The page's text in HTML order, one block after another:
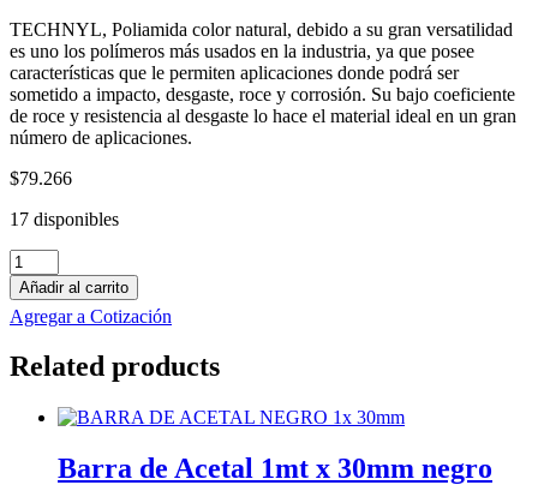
TECHNYL, Poliamida color natural, debido a su gran versatilidad
es uno los polímeros más usados en la industria, ya que posee
características que le permiten aplicaciones donde podrá ser
sometido a impacto, desgaste, roce y corrosión. Su bajo coeficiente
de roce y resistencia al desgaste lo hace el material ideal en un gran
número de aplicaciones.
$79.266
17 disponibles
Barra
de
Technyl
1mt
65mm
cantidad
Añadir al carrito
Agregar a Cotización
Related products
Barra de Acetal 1mt x 30mm negro